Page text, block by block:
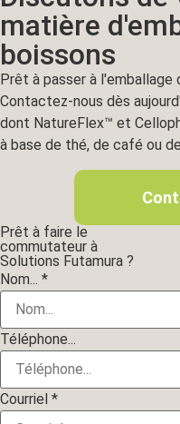
matière
boissons
Prêt à passer à
Contactez-nous dès
dont NatureFlex™ et
à base de thé, de café ou
Prêt à faire le
commutateur à
Solutions Futamura ?
Région de
mise en
page...
Téléphone...
Nom... *
Téléphone...
Courriel *